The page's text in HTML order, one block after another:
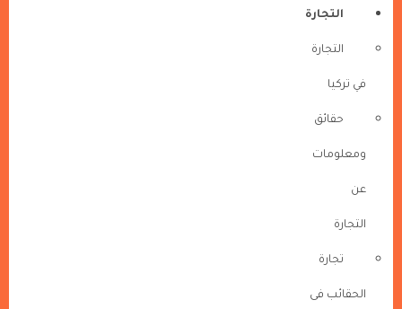
التجارة
التجارة
في تركيا
حقائق
ومعلومات
عن
التجارة
تجارة
الحقائب فى